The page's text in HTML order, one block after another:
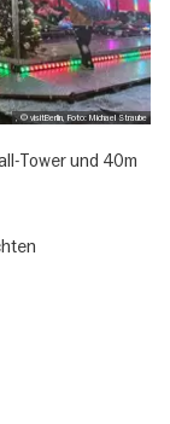
, © visitBerlin, Foto: Michael Straube
Tower und 40m